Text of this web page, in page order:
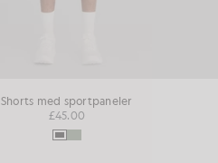
Shorts med sportpaneler
£45.00